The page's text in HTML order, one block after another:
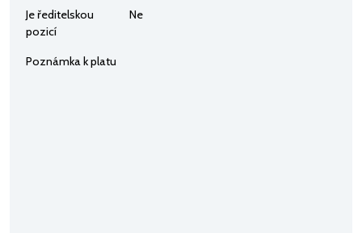
Je ředitelskou
pozicí
Ne
Poznámka k platu